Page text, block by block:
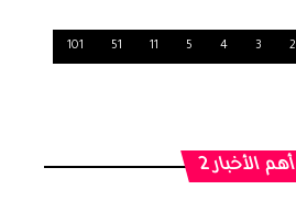
2
3
4
5
11
51
101
أهم الأخبار 2